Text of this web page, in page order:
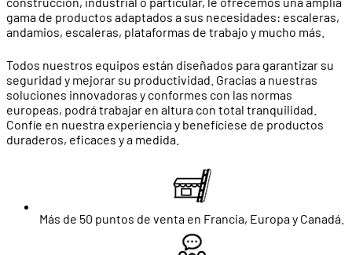
gama de productos adaptados a sus necesidades: escaleras,
andamios, escaleras, plataformas de trabajo y mucho más.
Todos nuestros equipos están diseñados para garantizar su
seguridad y mejorar su productividad. Gracias a nuestras
soluciones innovadoras y conformes con las normas
europeas, podrá trabajar en altura con total tranquilidad.
Confíe en nuestra experiencia y benefíciese de productos
duraderos, eficaces y a medida.
Más de 50 puntos de venta en Francia, Europa y Canadá.